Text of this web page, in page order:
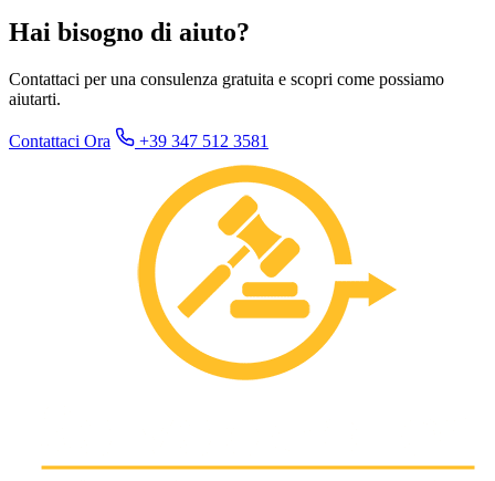
Hai bisogno di aiuto?
Contattaci per una consulenza gratuita e scopri come possiamo
aiutarti.
Contattaci Ora +39 347 512 3581